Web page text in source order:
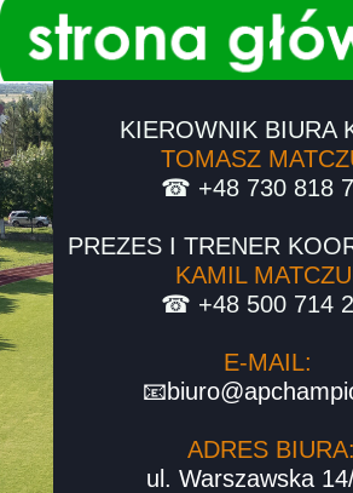
KIEROWNIK BIURA
TOMASZ
☎ +48 730 818
PREZES I TRENER
KAMIL
☎ +48 500 714
E-MAIL:
ADRES BIURA:
ul. Warszawska